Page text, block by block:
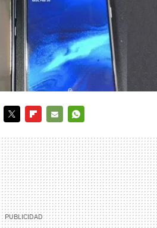
MAIL